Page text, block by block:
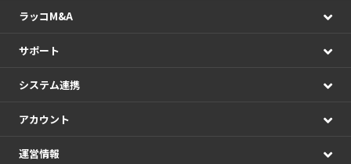
ラッコM&A
サポート
システム連携
アカウント
運営情報